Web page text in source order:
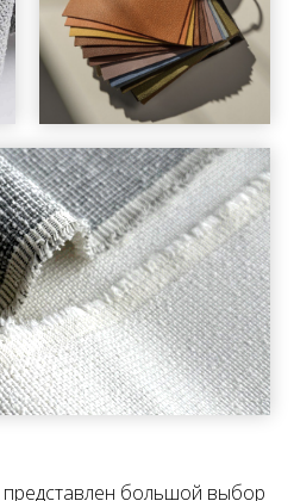
большой выбор